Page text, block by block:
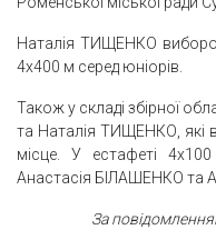
Наталія ТИЩЕНКО
4х400 м серед юніорів.
Також у складі збірної
та Наталія ТИЩЕНКО, які
місце. У естафеті
Анастасія БІЛАШЕНКО та
За